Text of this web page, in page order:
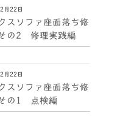
月22日
スソファ座面落ち修
の2 修理実践編
月22日
スソファ座面落ち修
の1 点検編